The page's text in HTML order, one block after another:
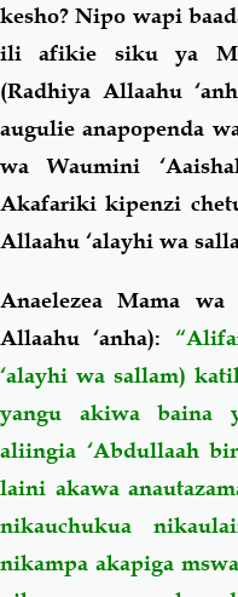
kesho? Nipo wapi
ili afikie siku ya
(Radhiya Allaahu
augulie anapopenda
wa Waumini
Akafariki kipenzi
Allaahu ‘alayhi wa
Anaelezea Mama wa
Allaahu ‘anha):
‘alayhi wa sallam)
yangu akiwa baina
aliingia ‘Abdullaah
laini akawa
nikauchukua
nikampa akapiga